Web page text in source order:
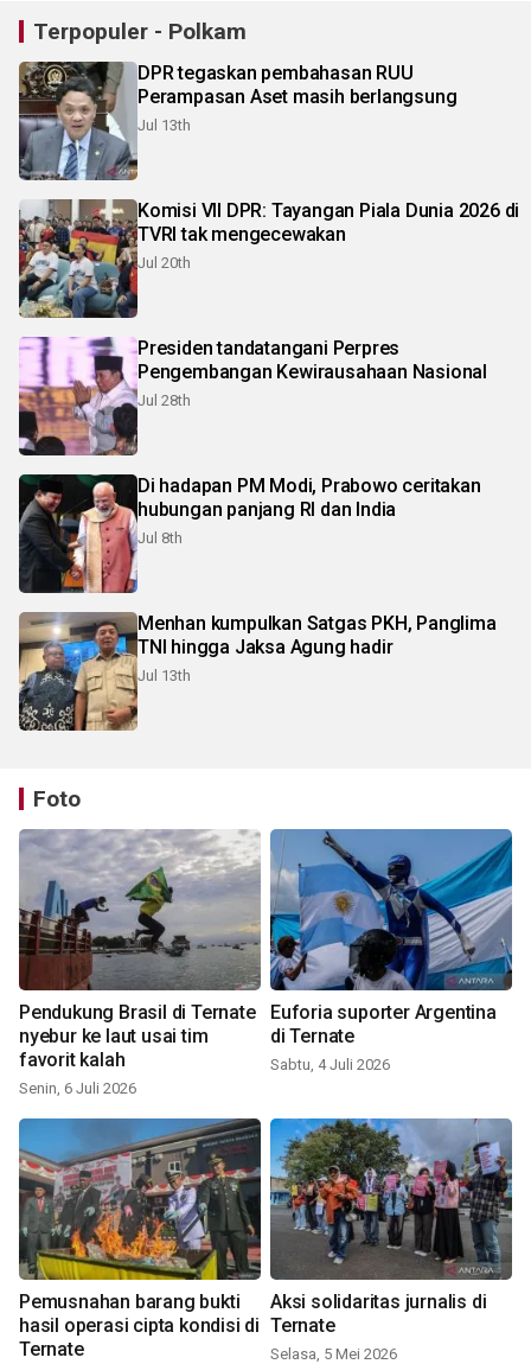
Terpopuler - Polkam
DPR tegaskan pembahasan RUU
Perampasan Aset masih berlangsung
Jul 13th
Komisi VII DPR: Tayangan Piala Dunia 2026 di
TVRI tak mengecewakan
Jul 20th
Presiden tandatangani Perpres
Pengembangan Kewirausahaan Nasional
Jul 28th
Di hadapan PM Modi, Prabowo ceritakan
hubungan panjang RI dan India
Jul 8th
Menhan kumpulkan Satgas PKH, Panglima
TNI hingga Jaksa Agung hadir
Jul 13th
Foto
Pendukung Brasil di Ternate
nyebur ke laut usai tim
favorit kalah
Senin, 6 Juli 2026
Euforia suporter Argentina
di Ternate
Sabtu, 4 Juli 2026
Pemusnahan barang bukti
hasil operasi cipta kondisi di
Ternate
Aksi solidaritas jurnalis di
Ternate
Selasa, 5 Mei 2026